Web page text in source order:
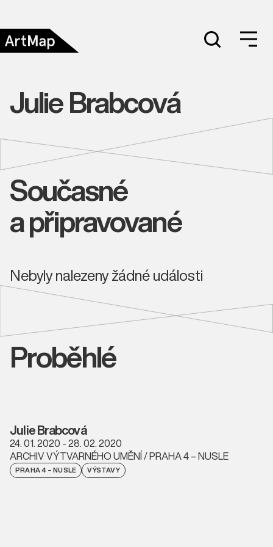
Julie Brabcová
Současné
a připravované
Nebyly nalezeny žádné události
Proběhlé
Julie Brabcová
24. 01. 2020 - 28. 02. 2020
ARCHIV VÝTVARNÉHO UMĚNÍ / PRAHA 4 – NUSLE
PRAHA 4 – NUSLE VÝSTAVY